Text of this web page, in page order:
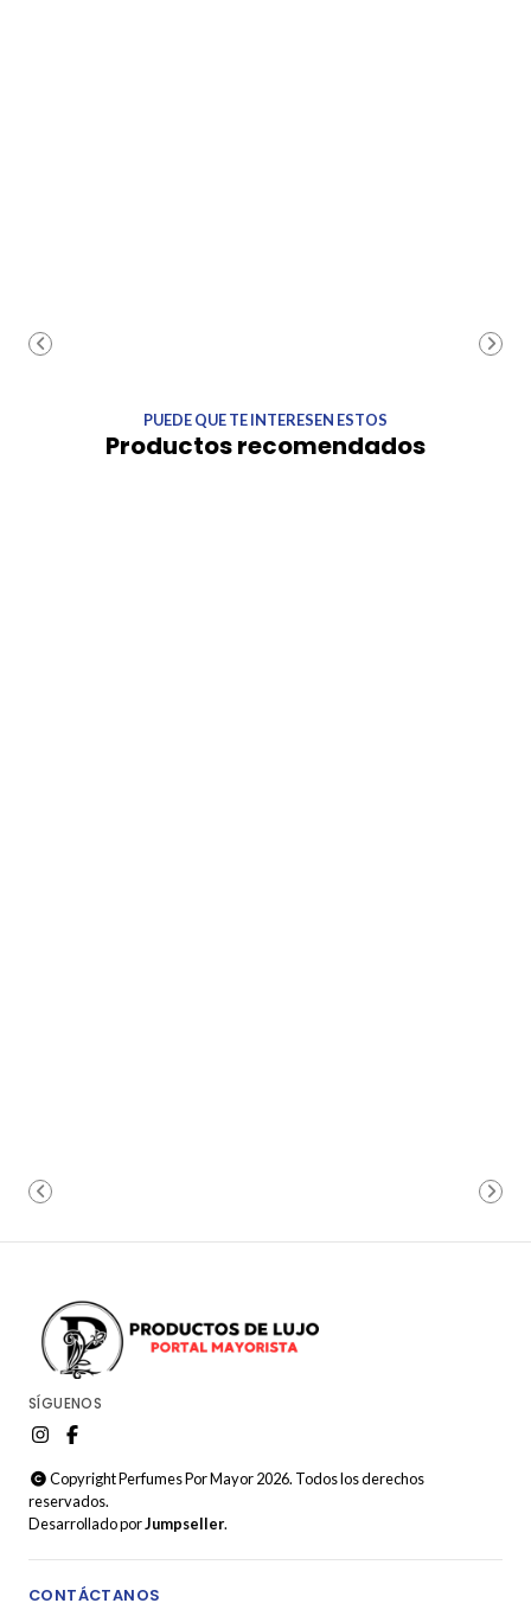
PUEDE QUE TE INTERESEN ESTOS
Productos recomendados
SÍGUENOS
Copyright Perfumes Por Mayor 2026. Todos los derechos
reservados.
Desarrollado porJumpseller.
CONTÁCTANOS